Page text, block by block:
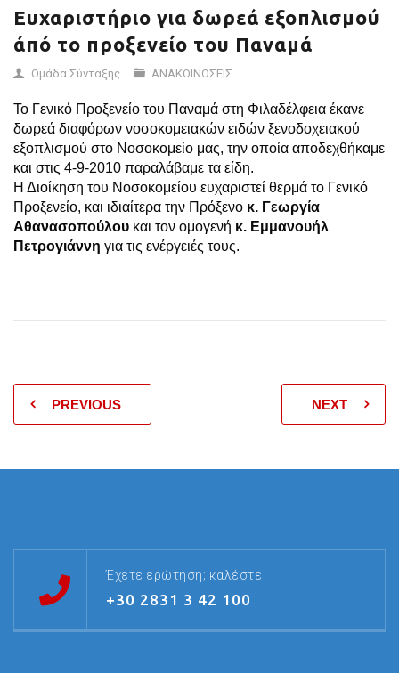
Ευχαριστήριο για δωρεά εξοπλισμού
άπό το προξενείο του Παναμά
Ομάδα Σύνταξης ΑΝΑΚΟΙΝΩΣΕΙΣ
Το Γενικό Προξενείο του Παναμά στη Φιλαδέλφεια έκανε
δωρεά διαφόρων νοσοκομειακών ειδών ξενοδοχειακού
εξοπλισμού στο Νοσοκομείο μας, την οποία αποδεχθήκαμε
και στις 4-9-2010 παραλάβαμε τα είδη.
Η Διοίκηση του Νοσοκομείου ευχαριστεί θερμά το Γενικό
Προξενείο, και ιδιαίτερα την Πρόξενο κ. Γεωργία
Αθανασοπούλου και τον ομογενή κ. Εμμανουήλ
Πετρογιάννη για τις ενέργειές τους.
PREVIOUS NEXT
Έχετε ερώτηση; καλέστε
+30 2831 3 42 100